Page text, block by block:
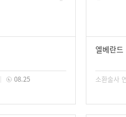
08.25
엘베란드
소환술사